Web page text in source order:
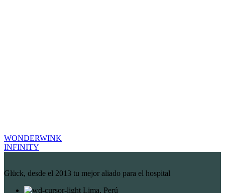
WONDERWINK
INFINITY
Glück, desde el 2013 tu mejor aliado para el hospital
Lima, Perú